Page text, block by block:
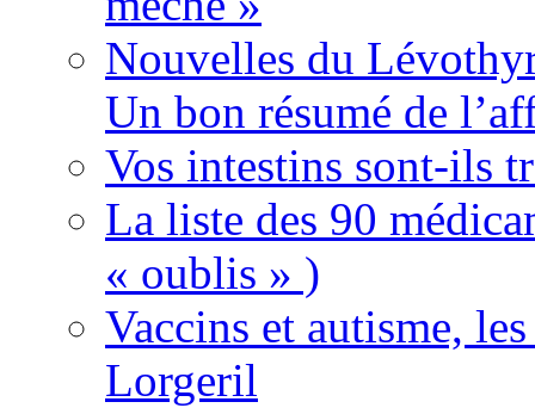
Nouvelles du
Un bon résumé de
Vos intestins sont-ils
La liste des 90
« oublis » )
Vaccins et autisme,
Lorgeril